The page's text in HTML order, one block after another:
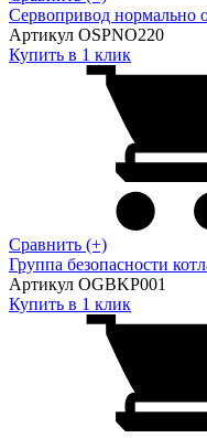
Сервопривод нормально
Артикул OSPNO220
Купить в 1 клик
Сравнить (+)
Группа безопасности
Артикул OGBKP001
Купить в 1 клик